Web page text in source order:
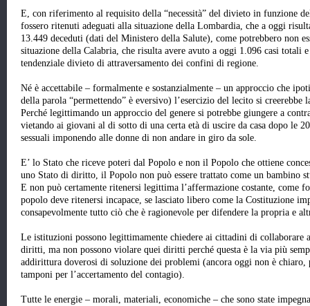
E, con riferimento al requisito della “necessità” del divieto in funzione
fossero ritenuti adeguati alla situazione della Lombardia, che a oggi
13.449 deceduti (dati del Ministero della Salute), come potrebbero non
situazione della Calabria, che risulta avere avuto a oggi 1.096 casi totali
tendenziale divieto di attraversamento dei confini di regione.
Né è accettabile – formalmente e sostanzialmente – un approccio che
della parola “permettendo” è eversivo) l’esercizio del lecito si
Perché legittimando un approccio del genere si potrebbe giungere a
vietando ai giovani al di sotto di una certa età di uscire da casa dopo le
sessuali imponendo alle donne di non andare in giro da sole.
E’ lo Stato che riceve poteri dal Popolo e non il Popolo che ottiene
uno Stato di diritto, il Popolo non può essere trattato come un bambino
E non può certamente ritenersi legittima l’affermazione costante, come
popolo deve ritenersi incapace, se lasciato libero come la Costituzione
consapevolmente tutto ciò che è ragionevole per difendere la propria e
Le istituzioni possono legittimamente chiedere ai cittadini di collaborare
diritti, ma non possono violare quei diritti perché questa è la via più
addirittura doverosi di soluzione dei problemi (ancora oggi non è chiaro,
tamponi per l’accertamento del contagio).
Tutte le energie – morali, materiali, economiche – che sono state